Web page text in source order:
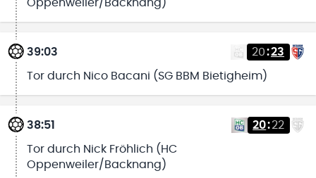
Oppenweiler/Backnang)
39:03 20:23
Tor durch Nico Bacani (SG BBM Bietigheim)
38:51 20:22
Tor durch Nick Fröhlich (HC
Oppenweiler/Backnang)